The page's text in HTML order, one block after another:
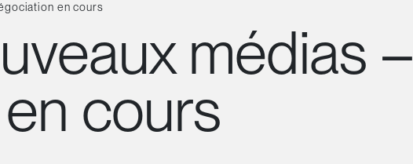
en cours
médias –
cours